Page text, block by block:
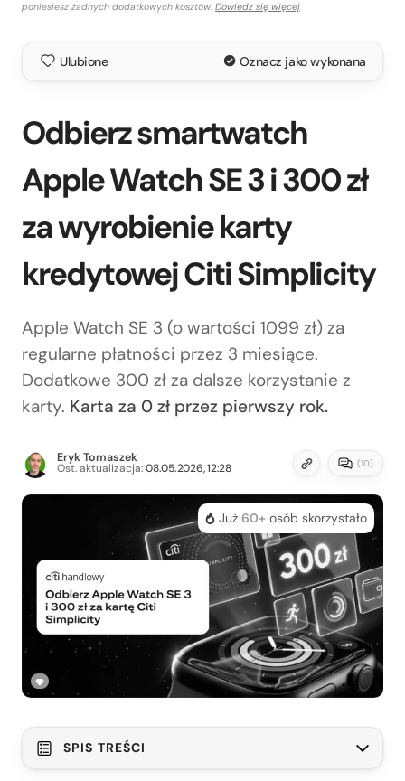
poniesiesz żadnych dodatkowych kosztów. Dowiedz się więcej
Ulubione Oznacz jako wykonana
Odbierz smartwatch
Apple Watch SE 3 i 300 zł
za wyrobienie karty
kredytowej Citi Simplicity
Apple Watch SE 3 (o wartości 1099 zł) za
regularne płatności przez 3 miesiące.
Dodatkowe 300 zł za dalsze korzystanie z
karty. Karta za 0 zł przez pierwszy rok.
Eryk Tomaszek (10)
Ost. aktualizacja:08.05.2026, 12:28
Już 60+ osób skorzystało
SPIS TREŚCI